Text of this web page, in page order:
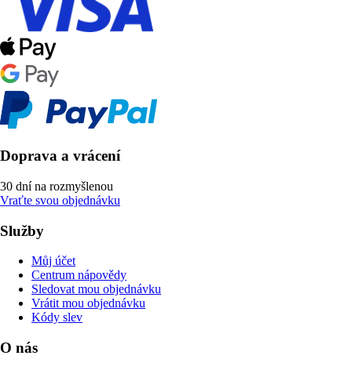
Doprava a vrácení
30 dní na rozmyšlenou
Vraťte svou objednávku
Služby
Můj účet
Centrum nápovědy
Sledovat mou objednávku
Vrátit mou objednávku
Kódy slev
O nás